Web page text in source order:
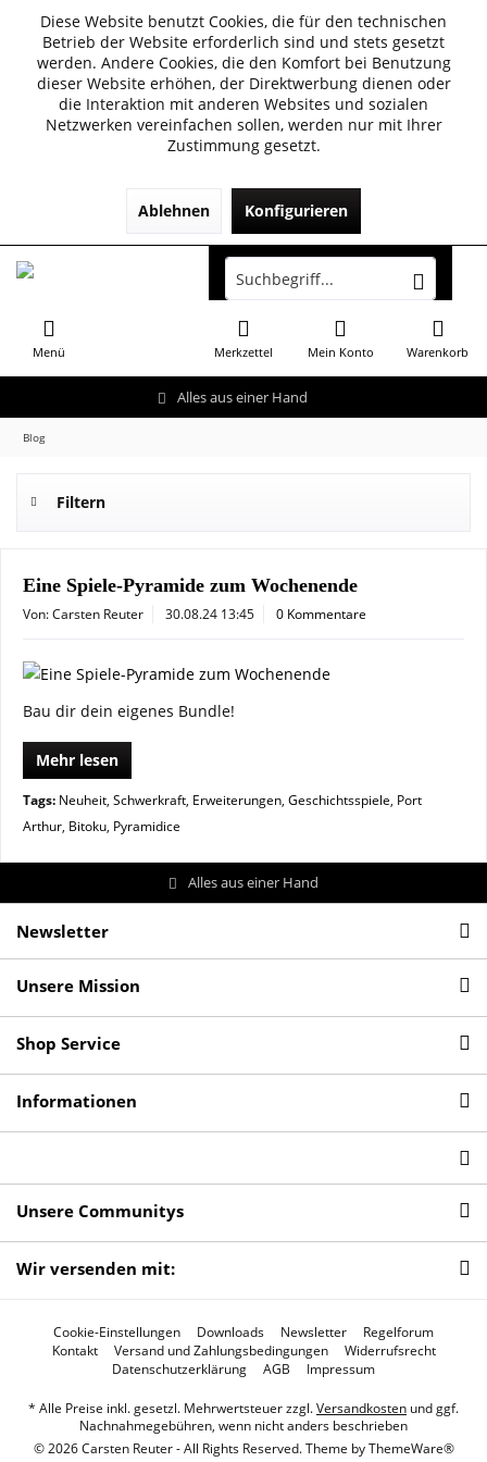
Diese Website benutzt Cookies, die für den technischen
Betrieb der Website erforderlich sind und stets gesetzt
werden. Andere Cookies, die den Komfort bei Benutzung
dieser Website erhöhen, der Direktwerbung dienen oder
die Interaktion mit anderen Websites und sozialen
Netzwerken vereinfachen sollen, werden nur mit Ihrer
Zustimmung gesetzt.
Ablehnen Konfigurieren
Alles aus einer Hand
Menü Warenkorb
Merkzettel Mein Konto
Blog
Filtern
Eine Spiele-Pyramide zum Wochenende
Von: Carsten Reuter 30.08.24 13:45 0 Kommentare
Bau dir dein eigenes Bundle!
Mehr lesen
Tags: Neuheit, Schwerkraft, Erweiterungen, Geschichtsspiele, Port
Arthur, Bitoku, Pyramidice
Alles aus einer Hand
Newsletter
Unsere Mission
Shop Service
Informationen
Unsere Communitys
Wir versenden mit:
Cookie-Einstellungen Downloads Newsletter
Regelforum
Kontakt
Versand und Zahlungsbedingungen
Widerrufsrecht
Datenschutzerklärung
AGB Impressum
* Alle Preise inkl. gesetzl. Mehrwertsteuer zzgl.Versandkosten und ggf.
Nachnahmegebühren, wenn nicht anders beschrieben
© 2026 Carsten Reuter - All Rights Reserved. Theme byThemeWare®